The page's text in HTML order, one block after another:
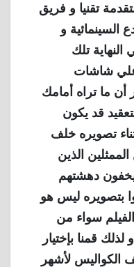
تقنيا و فريق
و
تلك
علي شاشات
أن ما تراه أمامك
قد يكون
تصويره خلف
الذين
يخفون دهشتهم
بتصويره ليس هو
سواء من
قمنا بإختيار
الكواليس لأشهر